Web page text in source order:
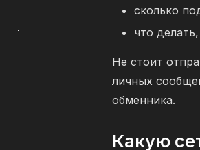
сколько
что
Не стоит
личных
обменника.
Какую